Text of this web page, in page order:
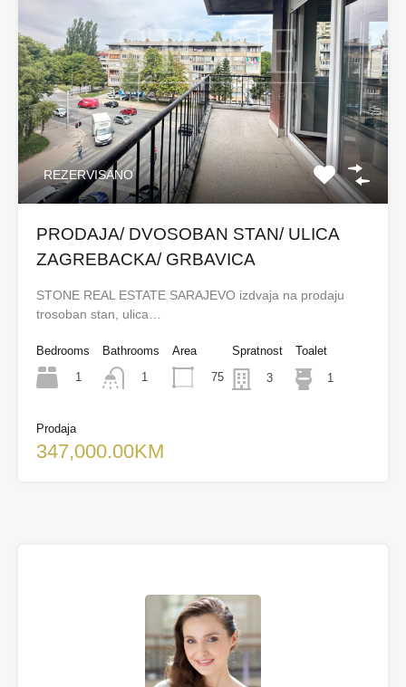
REZERVISANO
PRODAJA/ DVOSOBAN STAN/ ULICA
ZAGREBACKA/ GRBAVICA
STONE REAL ESTATE SARAJEVO izdvaja na prodaju
trosoban stan, ulica…
Bedrooms
1
Bathrooms
1
Area
75
Spratnost
3
Toalet
1
Prodaja
347,000.00KM